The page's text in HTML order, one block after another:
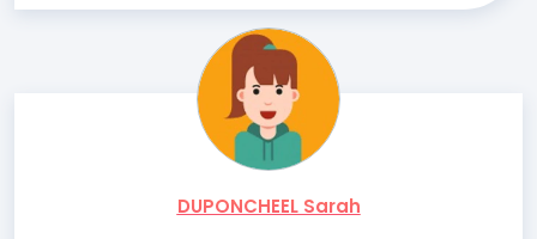
DUPONCHEEL Sarah